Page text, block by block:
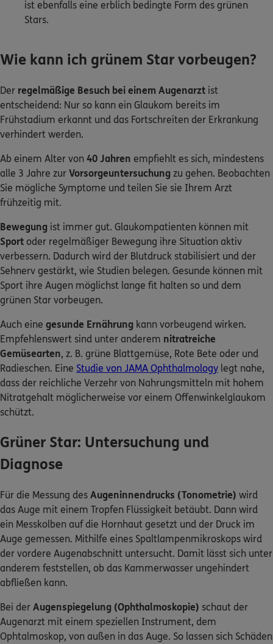
ist ebenfalls eine erblich bedingte Form des grünen
Stars.
Wie kann ich grünem Star vorbeugen?
Der regelmäßige Besuch bei einem Augenarzt ist
entscheidend: Nur so kann ein Glaukom bereits im
Frühstadium erkannt und das Fortschreiten der Erkrankung
verhindert werden.
Ab einem Alter von 40 Jahren empfiehlt es sich, mindestens
alle 3 Jahre zur Vorsorgeuntersuchung zu gehen. Beobachten
Sie mögliche Symptome und teilen Sie sie Ihrem Arzt
frühzeitig mit.
Bewegung ist immer gut. Glaukompatienten können mit
Sport oder regelmäßiger Bewegung ihre Situation aktiv
verbessern. Dadurch wird der Blutdruck stabilisiert und der
Sehnerv gestärkt, wie Studien belegen. Gesunde können mit
Sport ihre Augen möglichst lange fit halten so und dem
grünen Star vorbeugen.
Auch eine gesunde Ernährung kann vorbeugend wirken.
Empfehlenswert sind unter anderem nitratreiche
Gemüsearten, z. B. grüne Blattgemüse, Rote Bete oder und
Radieschen. Eine Studie von JAMA Ophthalmology legt nahe,
dass der reichliche Verzehr von Nahrungsmitteln mit hohem
Nitratgehalt möglicherweise vor einem Offenwinkelglaukom
schützt.
Grüner Star: Untersuchung und
Diagnose
Für die Messung des Augeninnendrucks (Tonometrie) wird
das Auge mit einem Tropfen Flüssigkeit betäubt. Dann wird
ein Messkolben auf die Hornhaut gesetzt und der Druck im
Auge gemessen. Mithilfe eines Spaltlampenmikroskops wird
der vordere Augenabschnitt untersucht. Damit lässt sich unter
anderem feststellen, ob das Kammerwasser ungehindert
abfließen kann.
Bei der Augenspiegelung (Ophthalmoskopie) schaut der
Augenarzt mit einem speziellen Instrument, dem
Ophtalmoskop, von außen in das Auge. So lassen sich Schäden